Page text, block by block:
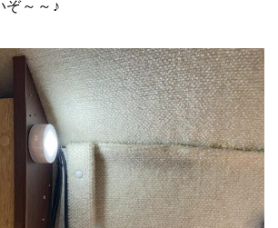
ぞ～～♪